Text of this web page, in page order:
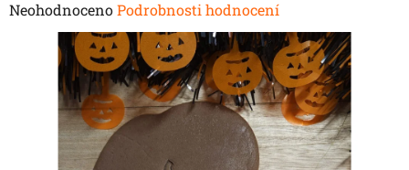
Průměrné
hodnocení
produktu
NeohodnocenoPodrobnosti hodnocení